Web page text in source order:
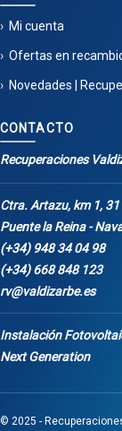
Mi cuenta
Ofertas en
Novedades |
CONTACTO
Recuperaciones
Ctra. Artazu, km 1,
Puente la Reina -
(+34) 948 34 04 98
(+34) 668 848 123
rv@valdizarbe.es
Instalación
Next Generation
© 2025 -